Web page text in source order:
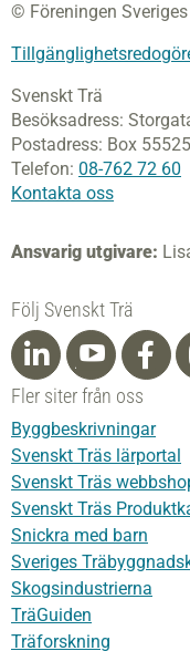
© Föreningen
Svenskt Trä
Besöksadress:
Postadress: Box
Telefon: 08-762 72 60
Kontakta oss
Ansvarig utgivare:
Följ Svenskt Trä
Fler siter från oss
Byggbeskrivningar
Svenskt Träs lärportal
Svenskt Träs
Svenskt Träs
Snickra med barn
Sveriges
Skogsindustrierna
TräGuiden
Träforskning